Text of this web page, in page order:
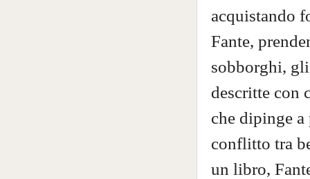
acquistando
Fante,
sobborghi,
descritte con
che dipinge a
conflitto tra
un libro,